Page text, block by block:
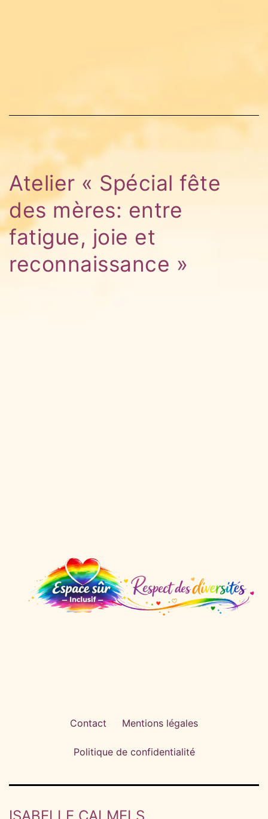
Atelier « Spécial fête
des mères: entre
fatigue, joie et
reconnaissance »
Contact Mentions légales
Politique de confidentialité